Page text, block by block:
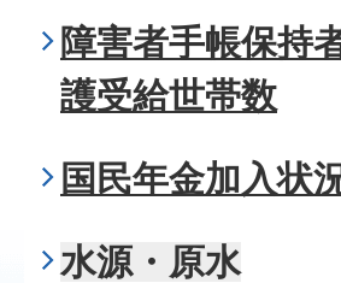
障害者手帳保持
護受給世帯数
国民年金加入状
水源・原水